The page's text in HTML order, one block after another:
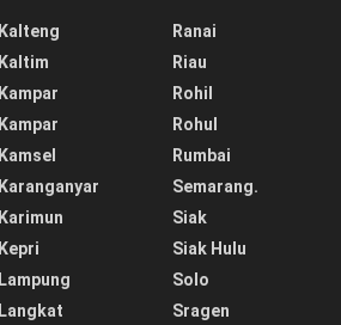
Kalteng
Kaltim
Kampar
Kampar
Kamsel
Karanganyar
Karimun
Kepri
Lampung
Langkat
Ranai
Riau
Rohil
Rohul
Rumbai
Semarang.
Siak
Siak Hulu
Solo
Sragen